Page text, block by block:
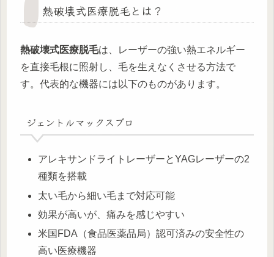
熱破壊式医療脱毛とは？
熱破壊式医療脱毛は、レーザーの強い熱エネルギー
を直接毛根に照射し、毛を生えなくさせる方法で
す。代表的な機器には以下のものがあります。
ジェントルマックスプロ
アレキサンドライトレーザーとYAGレーザーの2
種類を搭載
太い毛から細い毛まで対応可能
効果が高いが、痛みを感じやすい
米国FDA（食品医薬品局）認可済みの安全性の
高い医療機器